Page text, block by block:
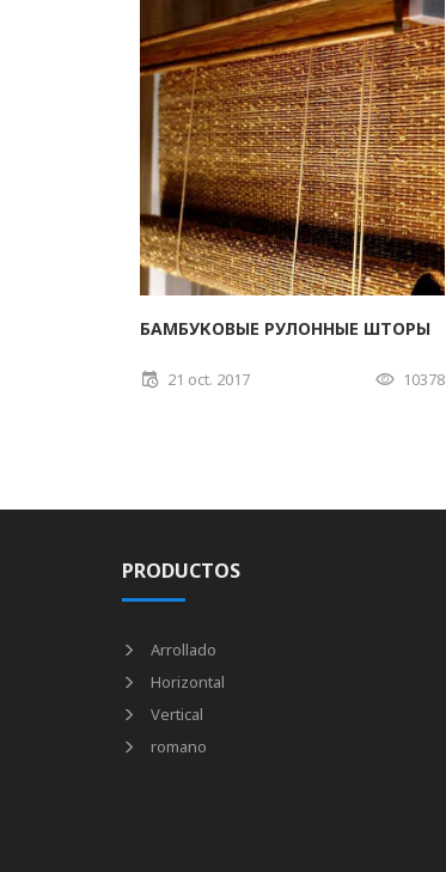
БАМБУКОВЫЕ РУЛОННЫЕ ШТОРЫ
21 oct. 2017 10378
PRODUCTOS
Arrollado
Horizontal
Vertical
romano